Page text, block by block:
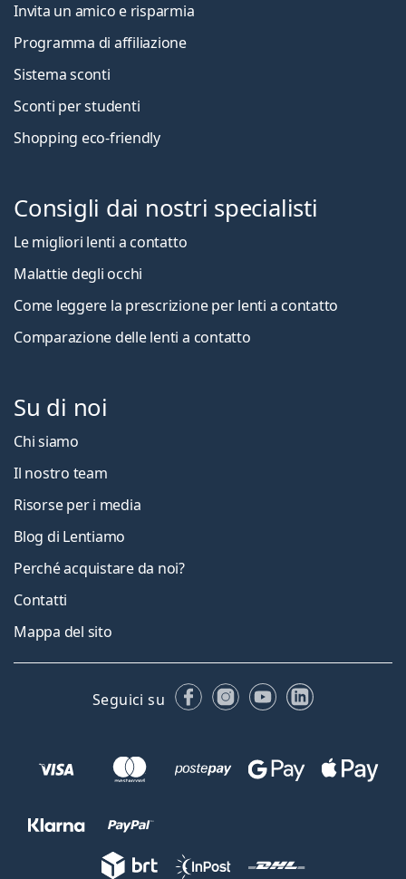
Invita un amico e risparmia
Programma di affiliazione
Sistema sconti
Sconti per studenti
Shopping eco-friendly
Consigli dai nostri specialisti
Le migliori lenti a contatto
Malattie degli occhi
Come leggere la prescrizione per lenti a contatto
Comparazione delle lenti a contatto
Su di noi
Chi siamo
Il nostro team
Risorse per i media
Blog di Lentiamo
Perché acquistare da noi?
Contatti
Mappa del sito
Seguici su FacebookInstagram
YouTubeLinkedIn